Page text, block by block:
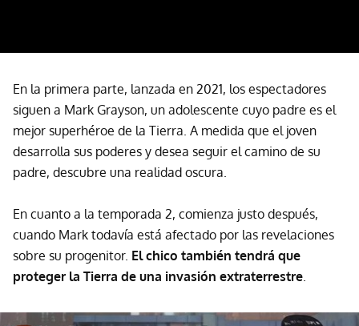
En la primera parte, lanzada en 2021, los espectadores
siguen a Mark Grayson, un adolescente cuyo padre es el
mejor superhéroe de la Tierra. A medida que el joven
desarrolla sus poderes y desea seguir el camino de su
padre, descubre una realidad oscura.
En cuanto a la temporada 2, comienza justo después,
cuando Mark todavía está afectado por las revelaciones
sobre su progenitor. El chico también tendrá que
proteger la Tierra de una invasión extraterrestre.